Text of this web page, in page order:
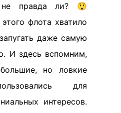
не правда ли? 😲
флота хватило
даже самую
И здесь вспомним,
но ловкие
для
интересов.